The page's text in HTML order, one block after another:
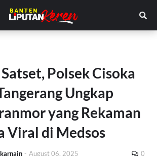
Polsek Cisoka
Ungkap
yang Rekaman
Viral di Medsos
- August 06, 2025 0